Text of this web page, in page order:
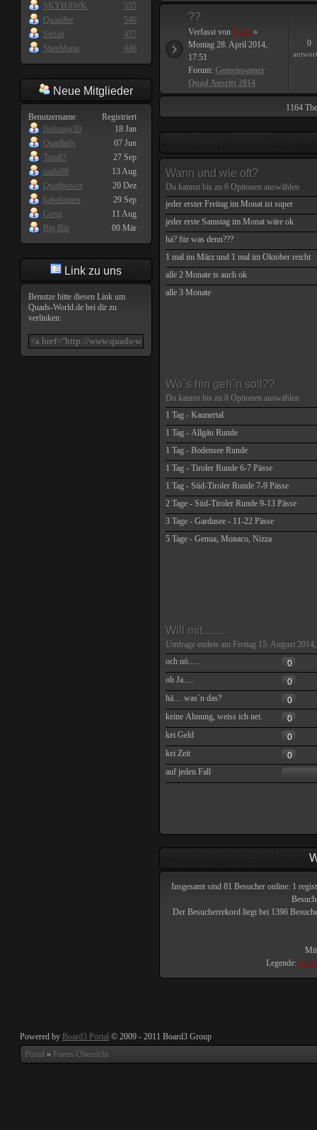
SKYHAWK
555
Quaadler
540
Stefan
477
SheeManu
446
Neue Mitglieder
Benutzername
Registriert
fiohuang30
18 Jan
Quadlady
07 Jun
Tom87
27 Sep
saabi08
13 Aug
Quadpower
20 Dez
habekeinen
29 Sep
Gregi
11 Aug
Big Bär
09 Mär
Link zu uns
Benutze bitte diesen Link um
Quads-World.de bei dir zu
verlinken:
??
Verfasst von Joker »
Montag 28. April 2014,
17:51
Forum: Gemeinsamer
Quad Ausritt 2014
0
1164
Wann und wie oft?
Du kannst bis zu 6 Optionen auswählen
jeder erster Freitag im Monat ist super
jeder erste Samstag im Monat wäre ok
hä? für was denn???
1 mal im März und 1 mal im Oktober reicht
alle 2 Monate is auch ok
alle 3 Monate
Wo`s hin geh`n soll??
Du kannst bis zu 8 Optionen auswählen
1 Tag - Kaunertal
1 Tag - Allgäu Runde
1 Tag - Bodensee Runde
1 Tag - Tiroler Runde 6-7 Pässe
1 Tag - Süd-Tiroler Runde 7-9 Pässe
2 Tage - Süd-Tiroler Runde 9-13 Pässe
3 Tage - Gardasee - 11-22 Pässe
5 Tage - Genua, Monaco, Nizza
Will mit........
Umfrage endete am Freitag 15. August
och nö.....
0
oh Ja.....
0
hä.... was`n das?
0
keine Ahnung, weiss ich net.
0
kei Geld
0
kei Zeit
0
auf jeden Fall
Insgesamt sind 81 Besucher online: 1
Der Besucherrekord liegt bei 1396
Legende:
Powered by Board3 Portal © 2009 - 2011 Board3 Group
Portal » Foren-Übersicht